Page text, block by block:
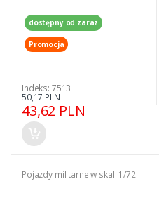
dostępny od zaraz
Promocja
Indeks: 7513
43,62 PLN
50,17 PLN
Pojazdy militarne w skali 1/72